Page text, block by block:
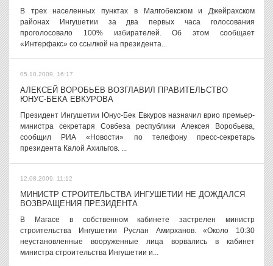
В трех населенных пунктах в Малгобекском и Джейрахском
районах Ингушетии за два первых часа голосования
проголосовало 100% избирателей. Об этом сообщает
«Интерфакс» со ссылкой на президента...
05.10.2009, 16:17
АЛЕКСЕЙ ВОРОБЬЕВ ВОЗГЛАВИЛ ПРАВИТЕЛЬСТВО
ЮНУС-БЕКА ЕВКУРОВА
Президент Ингушетии Юнус-Бек Евкуров назначил врио премьер-
министра секретаря Совбеза республики Алексея Воробьева,
сообщил РИА «Новости» по телефону пресс-секретарь
президента Калой Ахильгов. ...
12.08.2009, 11:12
МИНИСТР СТРОИТЕЛЬСТВА ИНГУШЕТИИ НЕ ДОЖДАЛСЯ
ВОЗВРАЩЕНИЯ ПРЕЗИДЕНТА
В Магасе в собственном кабинете застрелен министр
строительства Ингушетии Руслан Амирханов. «Около 10:30
неустановленные вооруженные лица ворвались в кабинет
министра строительства Ингушетии и...